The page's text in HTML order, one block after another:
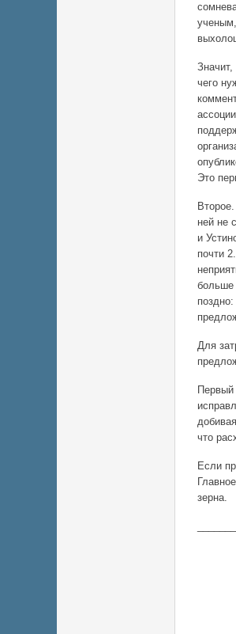
ученым,
чего
Это
ней не
и
почти
больше
Для
Первый
что
Если
зерна.